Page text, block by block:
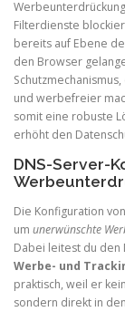
Filterdienste
bereits auf Ebene
den Browser
und werbefreier
somit eine robuste
erhöht den
DNS-Server-
Die Konfiguration von
um unerwünschte
Dabei leitest du den
Werbe- und
praktisch, weil er
sondern direkt in